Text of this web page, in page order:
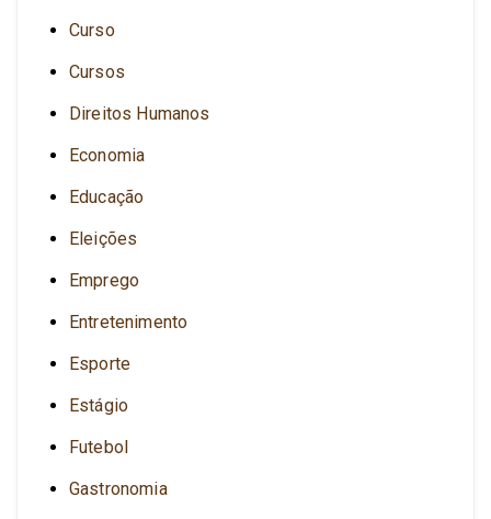
Curso
Cursos
Direitos Humanos
Economia
Educação
Eleições
Emprego
Entretenimento
Esporte
Estágio
Futebol
Gastronomia